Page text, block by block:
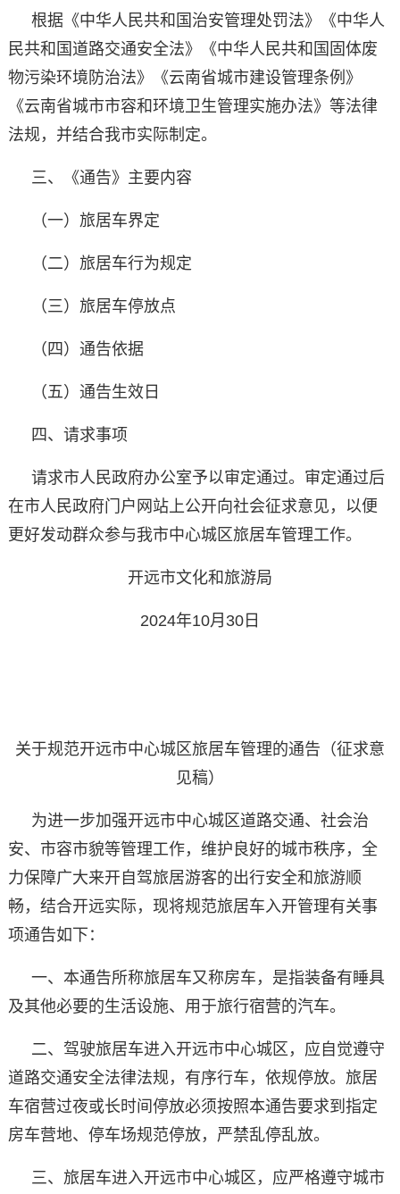
根据《中华人民共和国治安管理处罚法》《中华人
民共和国道路交通安全法》《中华人民共和国固体废
物污染环境防治法》《云南省城市建设管理条例》
《云南省城市市容和环境卫生管理实施办法》等法律
法规，并结合我市实际制定。
三、《通告》主要内容
（一）旅居车界定
（二）旅居车行为规定
（三）旅居车停放点
（四）通告依据
（五）通告生效日
四、请求事项
请求市人民政府办公室予以审定通过。审定通过后
在市人民政府门户网站上公开向社会征求意见，以便
更好发动群众参与我市中心城区旅居车管理工作。
开远市文化和旅游局
2024年10月30日
关于规范开远市中心城区旅居车管理的通告（征求意
见稿）
为进一步加强开远市中心城区道路交通、社会治
安、市容市貌等管理工作，维护良好的城市秩序，全
力保障广大来开自驾旅居游客的出行安全和旅游顺
畅，结合开远实际，现将规范旅居车入开管理有关事
项通告如下：
一、本通告所称旅居车又称房车，是指装备有睡具
及其他必要的生活设施、用于旅行宿营的汽车。
二、驾驶旅居车进入开远市中心城区，应自觉遵守
道路交通安全法律法规，有序行车，依规停放。旅居
车宿营过夜或长时间停放必须按照本通告要求到指定
房车营地、停车场规范停放，严禁乱停乱放。
三、旅居车进入开远市中心城区，应严格遵守城市